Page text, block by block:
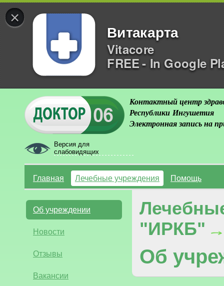
×
Витакарта
Vitacore
FREE - In Google
Версия для
слабовидящих
Контактный центр
Республики Ингушетия
Электронная запись на
Главная Лечебные учреждения Помощь
Об учреждении
Новости
Отзывы
Вакансии
"ИРКБ"
Об